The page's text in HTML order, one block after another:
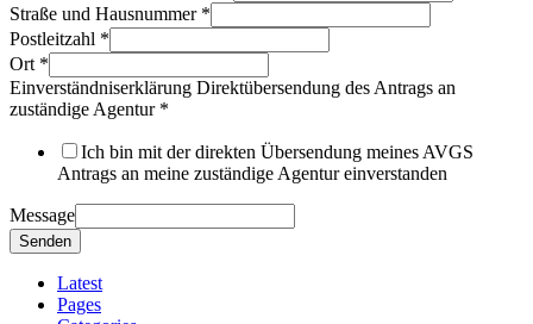
Straße und Hausnummer *
Postleitzahl *
Ort *
Einverständniserklärung Direktübersendung des Antrags an
zuständige Agentur *
Ich bin mit der direkten Übersendung meines AVGS
Antrags an meine zuständige Agentur einverstanden
Message
Senden
Latest
Pages